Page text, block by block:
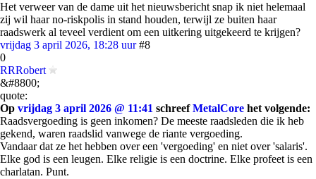
Het verweer van de dame uit het nieuwsbericht snap ik niet helemaal
zij wil haar no-riskpolis in stand houden, terwijl ze buiten haar
raadswerk al teveel verdient om een uitkering uitgekeerd te krijgen?
vrijdag 3 april 2026, 18:28 uur #8
0
RRRobert
&#8800;
quote:
Op vrijdag 3 april 2026 @ 11:41 schreefMetalCore het volgende:
Raadsvergoeding is geen inkomen? De meeste raadsleden die ik heb
gekend, waren raadslid vanwege de riante vergoeding.
Vandaar dat ze het hebben over een 'vergoeding' en niet over 'salaris'.
Elke god is een leugen. Elke religie is een doctrine. Elke profeet is een
charlatan. Punt.